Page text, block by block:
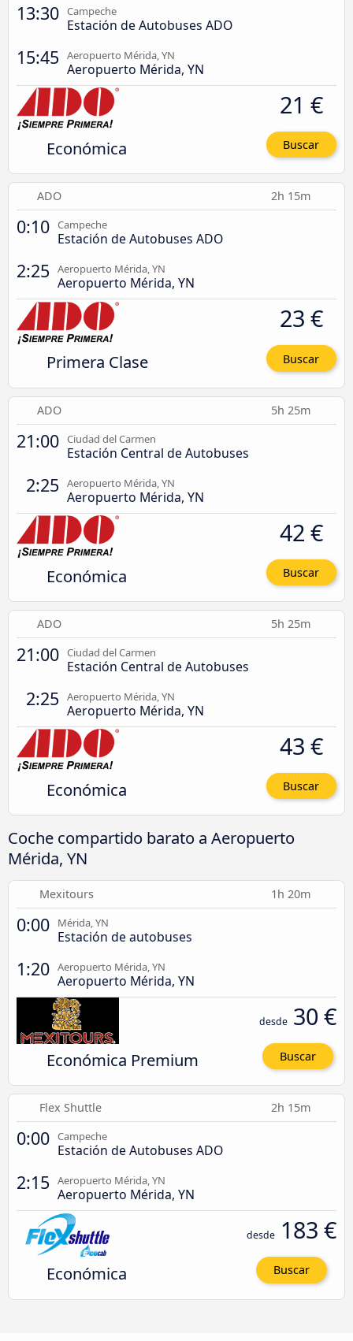
13:30 Campeche
Estación de Autobuses ADO
15:45 Aeropuerto Mérida, YN
Aeropuerto Mérida, YN
Económica
21 €
Buscar
ADO 2h 15m
0:10 Campeche
Estación de Autobuses ADO
2:25 Aeropuerto Mérida, YN
Aeropuerto Mérida, YN
Primera Clase
23 €
Buscar
ADO 5h 25m
21:00 Ciudad del Carmen
Estación Central de Autobuses
2:25 Aeropuerto Mérida, YN
Aeropuerto Mérida, YN
Económica
42 €
Buscar
ADO 5h 25m
21:00 Ciudad del Carmen
Estación Central de Autobuses
2:25 Aeropuerto Mérida, YN
Aeropuerto Mérida, YN
Económica
43 €
Buscar
Coche compartido barato a Aeropuerto
Mérida, YN
Mexitours 1h 20m
0:00 Mérida, YN
Estación de autobuses
1:20 Aeropuerto Mérida, YN
Aeropuerto Mérida, YN
Económica Premium
desde 30 €
Buscar
Flex Shuttle 2h 15m
0:00 Campeche
Estación de Autobuses ADO
2:15 Aeropuerto Mérida, YN
Aeropuerto Mérida, YN
Económica
desde 183 €
Buscar